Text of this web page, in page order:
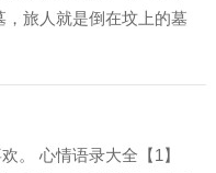
旅人就是倒在坟上的墓
。 心情语录大全【1】